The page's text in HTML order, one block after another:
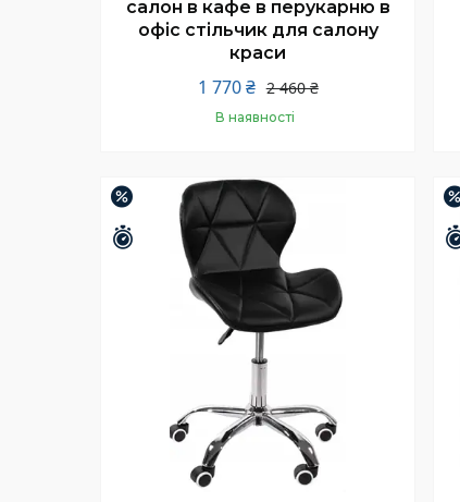
салон в кафе в перукарню в
офіс стільчик для салону
краси
2 460 ₴
1 770 ₴
В наявності
Купити
Залишилось 25 днів